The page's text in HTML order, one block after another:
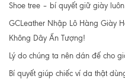
Shoe tree – bí quyết giữ giày
GCLeather Nhập Lô Hàng Giày
Không Dây Ấn Tượng!
Lý do chúng ta nên dán đế cho
Bí quyết giúp chiếc ví da thật